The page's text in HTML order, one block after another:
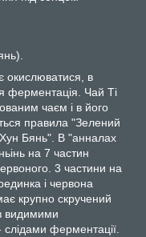
окислюватися, в
ферментація. Чай Ті
чаєм і в його
правила "Зелений
Бянь". В "анналах
на 7 частин
3 частини на
і червона
крупно скручений
видимими
ферментації.